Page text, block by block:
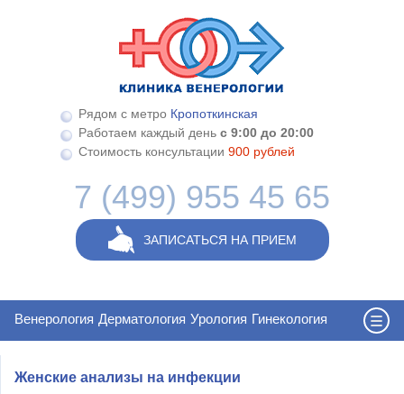
Рядом с метро Кропоткинская
Работаем каждый день с 9:00 до 20:00
Стоимость консультации 900 рублей
7 (499) 955 45 65
ЗАПИСАТЬСЯ НА ПРИЕМ
Венерология Дерматология Урология Гинекология
Женские анализы на инфекции